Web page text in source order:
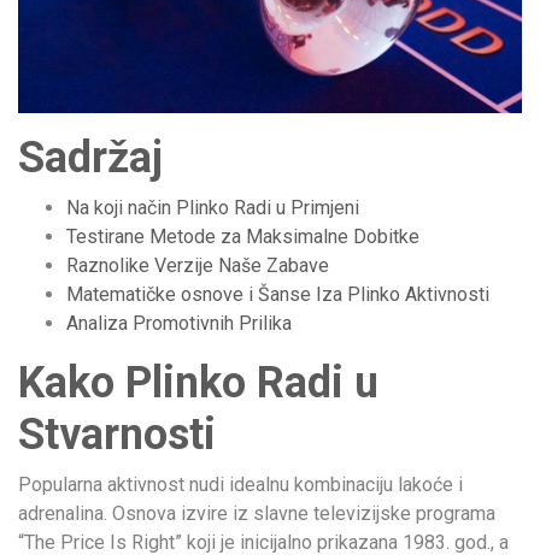
Sadržaj
Na koji način Plinko Radi u Primjeni
Testirane Metode za Maksimalne Dobitke
Raznolike Verzije Naše Zabave
Matematičke osnove i Šanse Iza Plinko Aktivnosti
Analiza Promotivnih Prilika
Kako Plinko Radi u
Stvarnosti
Popularna aktivnost nudi idealnu kombinaciju lakoće i
adrenalina. Osnova izvire iz slavne televizijske programa
“The Price Is Right” koji je inicijalno prikazana 1983. god., a